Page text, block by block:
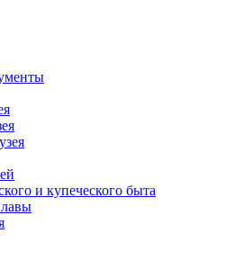
и купеческого быта